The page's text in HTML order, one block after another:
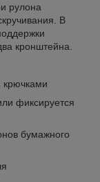
рулона
В
кронштейна.
крючками
фиксируется
бумажного